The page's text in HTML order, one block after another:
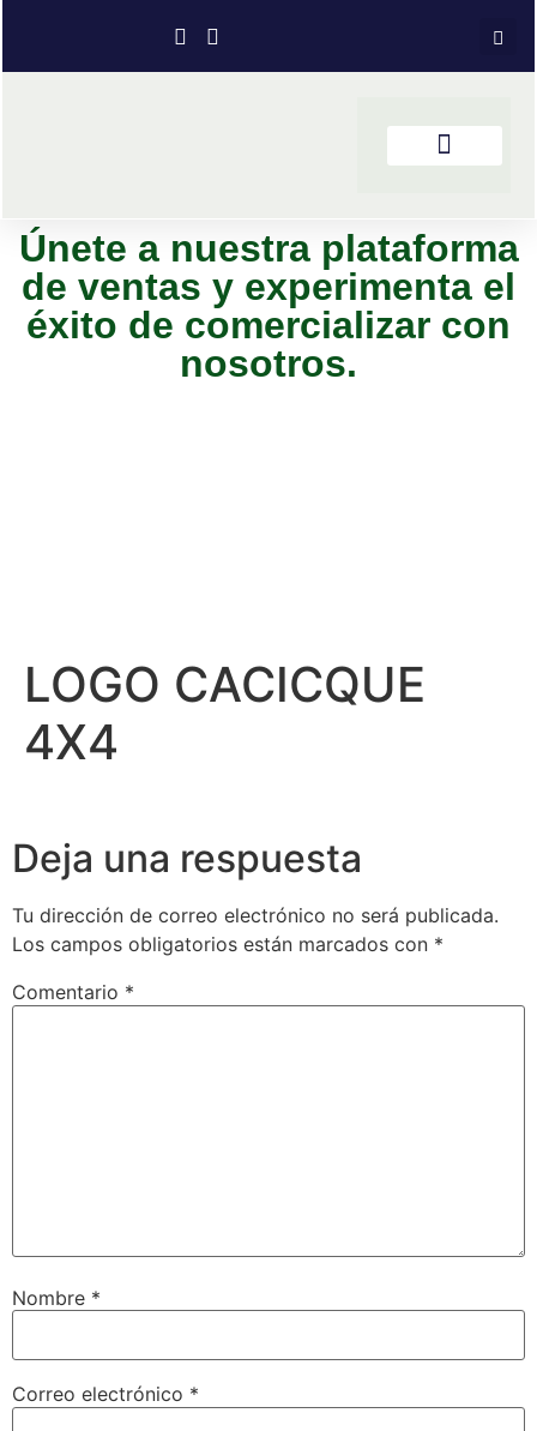
Únete a nuestra plataforma
de ventas y experimenta el
éxito de comercializar con
nosotros.
LOGO CACICQUE
4X4
Deja una respuesta
Tu dirección de correo electrónico no será publicada.
Los campos obligatorios están marcados con *
Comentario *
Nombre *
Correo electrónico *